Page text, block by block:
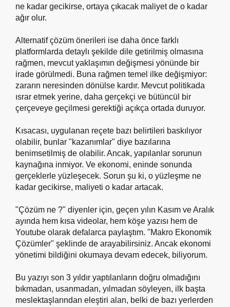
ne kadar gecikirse, ortaya çıkacak maliyet de o kadar
ağır olur.
Alternatif çözüm önerileri ise daha önce farklı
platformlarda detaylı şekilde dile getirilmiş olmasına
rağmen, mevcut yaklaşımın değişmesi yönünde bir
irade görülmedi. Buna rağmen temel ilke değişmiyor:
zararın neresinden dönülse kardır. Mevcut politikada
ısrar etmek yerine, daha gerçekçi ve bütüncül bir
çerçeveye geçilmesi gerektiği açıkça ortada duruyor.
Kısacası, uygulanan reçete bazı belirtileri baskılıyor
olabilir, bunlar "kazanımlar" diye bazılarına
benimsetilmiş de olabilir. Ancak, yapılanlar sorunun
kaynağına inmiyor. Ve ekonomi, eninde sonunda
gerçeklerle yüzleşecek. Sorun şu ki, o yüzleşme ne
kadar gecikirse, maliyeti o kadar artacak.
"Çözüm ne ?" diyenler için, geçen yılın Kasım ve Aralık
ayında hem kısa videolar, hem köşe yazısı hem de
Youtube olarak defalarca paylaştım. "Makro Ekonomik
Çözümler" şeklinde de arayabilirsiniz. Ancak ekonomi
yönetimi bildiğini okumaya devam edecek, biliyorum.
Bu yazıyı son 3 yıldır yaptılanların doğru olmadığını
bıkmadan, usanmadan, yılmadan söyleyen, ilk başta
meslektaşlarından eleştiri alan, belki de bazı yerlerden